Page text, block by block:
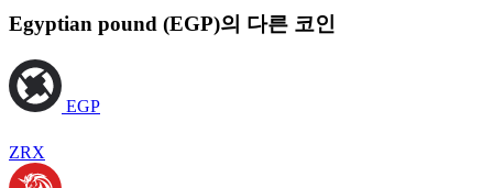
Egyptian pound (EGP)의 다른 코인
EGP
ZRX